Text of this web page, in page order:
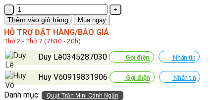
Quạt
Trần
Cánh
Ngắn
Mini
65cm
Đen
HD-
860/
Đ
Thêm vào giỏ hàng Mua ngay
HỖ TRỢ ĐẶT HÀNG/BÁO GIÁ
Thứ 2 - Thứ 7 (7h30 - 20h)
Duy Lê0345287030 Gọi điện Nhắn tin
Huy Võ0919831906 Gọi điện Nhắn tin
Danh mục: Quạt Trần Mini Cánh Ngắn